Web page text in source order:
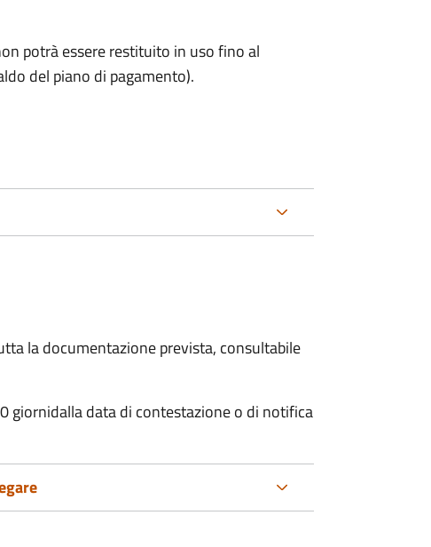
potrà essere restituito in uso fino al
del piano di pagamento).
la documentazione prevista, consultabile
giornidalla data di contestazione o di notifica